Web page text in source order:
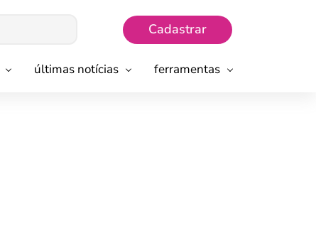
Cadastrar
últimas notícias ferramentas